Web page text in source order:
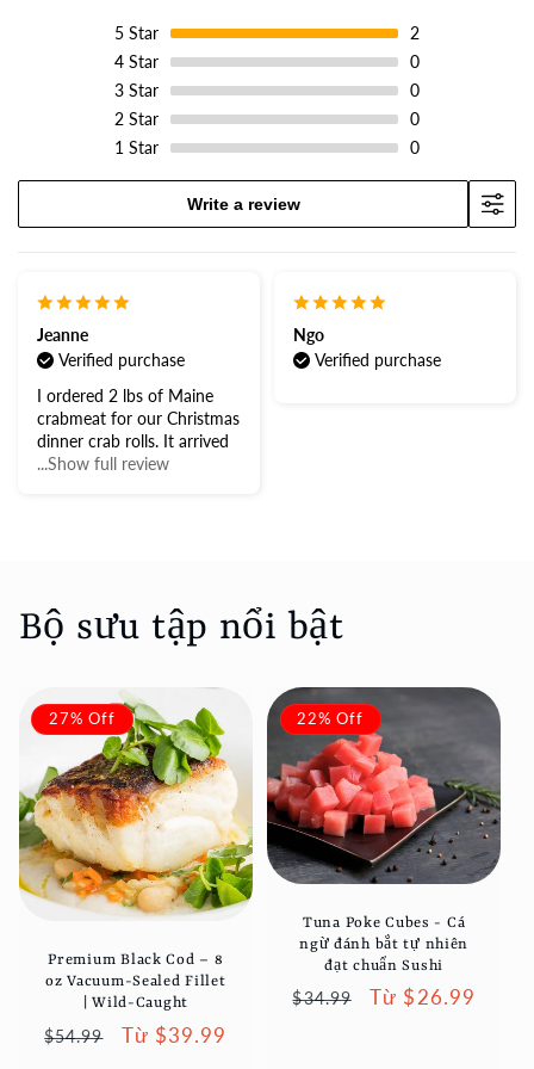
5 Star
2
4 Star
0
3 Star
0
2 Star
0
1 Star 0
Write a review
Jeanne
Verified purchase
I ordered 2 lbs of Maine
crabmeat for our Christmas
dinner crab rolls. It arrived
...Show full review
Ngo
Verified purchase
Bộ sưu tập nổi bật
27% Off
Premium Black Cod – 8
oz Vacuum-Sealed Fillet
| Wild-Caught
Giá
$54.99
Giá
Từ $39.99
22% Off
Tuna Poke Cubes - Cá
ngừ đánh bắt tự nhiên
đạt chuẩn Sushi
Giá
$34.99
Giá
Từ $26.99